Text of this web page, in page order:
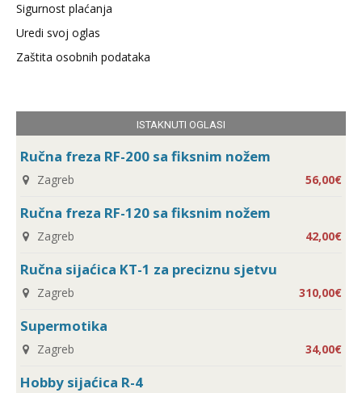
Sigurnost plaćanja
Uredi svoj oglas
Zaštita osobnih podataka
ISTAKNUTI OGLASI
Ručna freza RF-200 sa fiksnim nožem
Zagreb 56,00€
Ručna freza RF-120 sa fiksnim nožem
Zagreb 42,00€
Ručna sijaćica KT-1 za preciznu sjetvu
Zagreb 310,00€
Supermotika
Zagreb 34,00€
Hobby sijaćica R-4